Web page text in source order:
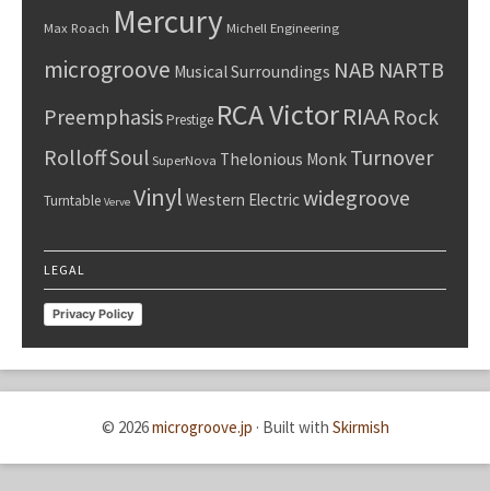
Max Roach Mercury Michell Engineering
microgroove Musical Surroundings NAB NARTB
PreemphasisPrestige RCA VictorRIAA Rock
RolloffSoul SuperNova Thelonious Monk Turnover
Turntable Verve Vinyl Western Electricwidegroove
LEGAL
Privacy Policy
© 2026microgroove.jp · Built with Skirmish